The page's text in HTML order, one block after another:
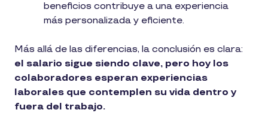
beneficios contribuye a una experiencia
más personalizada y eficiente.
Más allá de las diferencias, la conclusión es clara:
el salario sigue siendo clave, pero hoy los
colaboradores esperan experiencias
laborales que contemplen su vida dentro y
fuera del trabajo.